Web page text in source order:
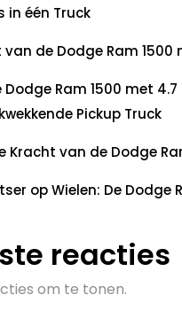
in één Truck
van de Dodge Ram 1500
Dodge Ram 1500 met
Pickup Truck
Kracht van de Dodge
op Wielen: De Dodge
reacties
om te tonen.